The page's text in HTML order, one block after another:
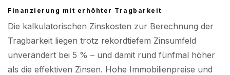
Finanzierung mit erhöhter Tragbarkeit
Die kalkulatorischen Zinskosten zur Berechnung der
Tragbarkeit liegen trotz rekordtiefem Zinsumfeld
unverändert bei 5 % – und damit rund fünfmal höher
als die effektiven Zinsen. Hohe Immobilienpreise und